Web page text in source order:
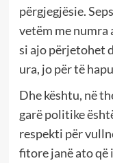
përgjegjësie.
vetëm me numra
si ajo përjetohet
ura, jo për të
Dhe kështu, në
garë politike
respekti për
fitore janë ato që